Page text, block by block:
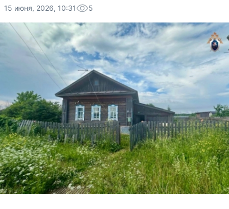
15 июня, 2026, 10:31 5